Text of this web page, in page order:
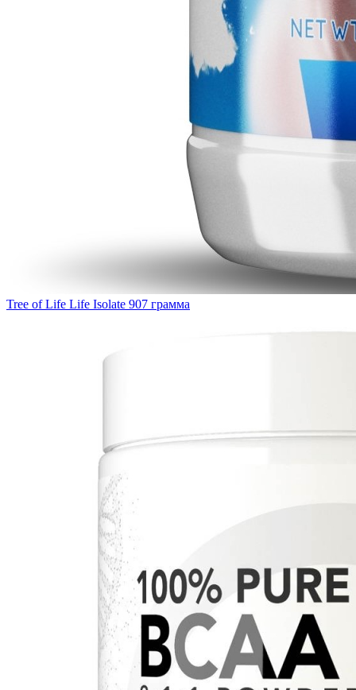
Tree of Life Life Isolate 907 грамма